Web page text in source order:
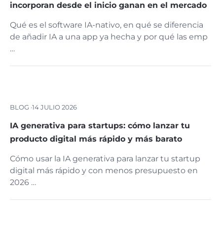
incorporan desde el inicio ganan en el mercado
Qué es el software IA-nativo, en qué se diferencia
de añadir IA a una app ya hecha y por qué las emp
…
BLOG ·14 JULIO 2026
IA generativa para startups: cómo lanzar tu
producto digital más rápido y más barato
Cómo usar la IA generativa para lanzar tu startup
digital más rápido y con menos presupuesto en
2026 …